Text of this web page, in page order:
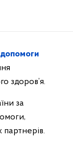
здоров’я.
за
партнерів.